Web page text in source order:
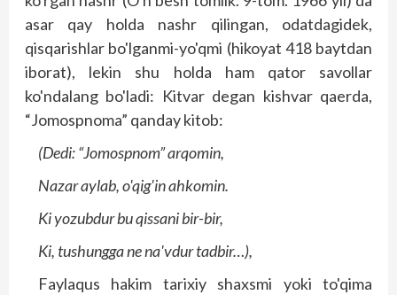
asar qay holda nashr qilingan, odatdagidek,
qisqarishlar bo'lganmi-yo'qmi (hikoyat 418 baytdan
iborat), lekin shu holda ham qator savollar
ko'ndalang bo'ladi: Kitvar degan kishvar qaerda,
“Jomospnoma” qanday kitob:
(Dedi: “Jomospnom” arqomin,
Nazar aylab, o'qig'in ahkomin.
Ki yozubdur bu qissani bir-bir,
Ki, tushungga ne na'vdur tadbir…),
Faylaqus hakim tarixiy shaxsmi yoki to'qima